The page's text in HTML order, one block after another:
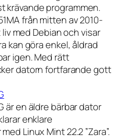
krävande programmen.
från mitten av 2010-
med Debian och visar
kan göra enkel, åldrad
igen. Med rätt
datorn fortfarande gott
är en äldre bärbar dator
enklare
Linux Mint 22.2 ”Zara”.